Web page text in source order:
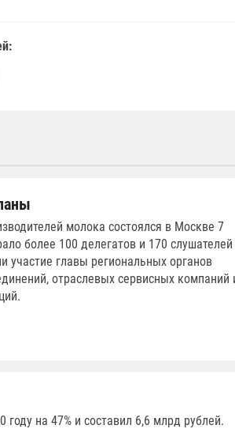
молока состоялся в Москве 7
более 100 делегатов и 170 слушателей
участие главы региональных органов
отраслевых сервисных компаний
на 47% и составил 6,6 млрд рублей.